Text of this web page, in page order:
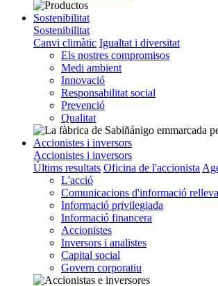
Sostenibilitat
Sostenibilitat
Canvi climàtic Igualtat i diversitat
Els nostres compromisos
Medi ambient
Innovació
Responsabilitat social
Prevenció
Qualitat
Accionistes i inversors
Accionistes i inversors
Últims resultats Oficina de l'accionista
L'acció
Comunicacions d'informació
Informació privilegiada
Informació financera
Accionistes
Inversors i analistes
Capital social
Govern corporatiu